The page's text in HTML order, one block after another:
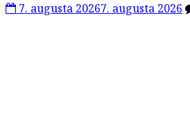
7. augusta 20267. augusta 2026